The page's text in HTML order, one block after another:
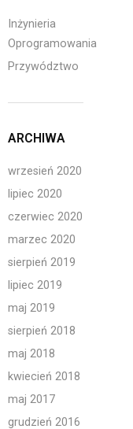
Inżynieria
Oprogramowania
Przywództwo
ARCHIWA
wrzesień 2020
lipiec 2020
czerwiec 2020
marzec 2020
sierpień 2019
lipiec 2019
maj 2019
sierpień 2018
maj 2018
kwiecień 2018
maj 2017
grudzień 2016